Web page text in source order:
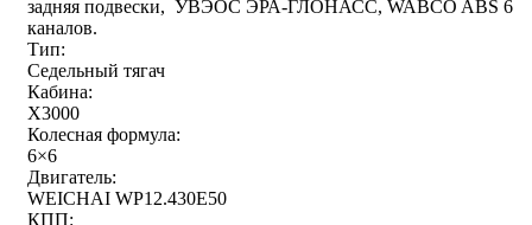
задняя подвески, УВЭОС ЭРА-ГЛОНАСС, WABCO ABS 6
каналов.
Тип:
Седельный тягач
Кабина:
X3000
Колесная формула:
6×6
Двигатель:
WEICHAI WP12.430E50
КПП: